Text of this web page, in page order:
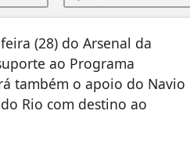
(28) do Arsenal da
ao Programa
também o apoio do Navio
Rio com destino ao